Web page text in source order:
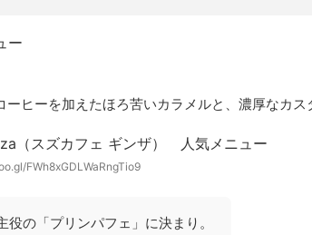
ーヒーを加えたほろ苦いカラメルと、濃厚なカス
FWh8xGDLWaRngTio9
の「プリンパフェ」に決まり。